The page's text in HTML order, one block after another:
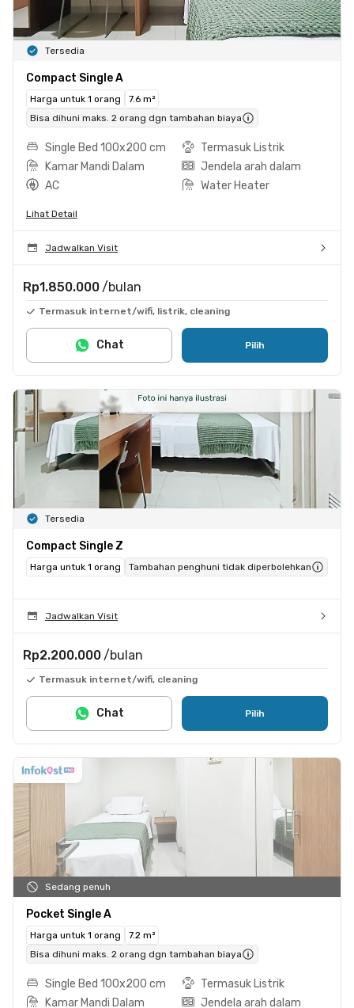
Tersedia
Compact Single A
Harga untuk 1 orang
7.6 m²
Bisa dihuni maks. 2 orang dgn tambahan biaya
Single Bed 100x200 cm
Termasuk Listrik
Kamar Mandi Dalam
Jendela arah dalam
AC
Water Heater
Lihat Detail
Jadwalkan Visit
Rp1.850.000 /bulan
Termasuk internet/wifi, listrik, cleaning
Pilih
Chat
Tersedia
Compact Single Z
Harga untuk 1 orang Tambahan penghuni tidak diperbolehkan
Jadwalkan Visit
Rp2.200.000 /bulan
Termasuk internet/wifi, cleaning
Pilih
Chat
Sedang penuh
Pocket Single A
Harga untuk 1 orang
7.2 m²
Bisa dihuni maks. 2 orang dgn tambahan biaya
Single Bed 100x200 cm
Termasuk Listrik
Kamar Mandi Dalam
Jendela arah dalam